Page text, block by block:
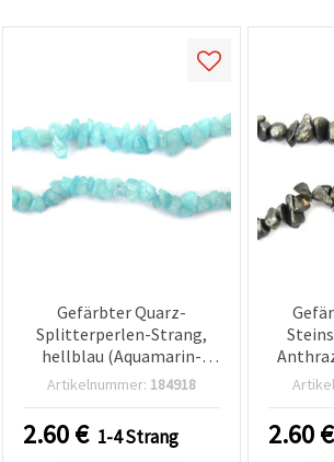
Gefärbter Quarz-
Splitterperlen-Strang,
hellblau (Aquamarin-
Imitation), 5–7 mm, ca. 85
Schmuckbasteln
Artikelnummer: 184918
2.60€ 1-4 Strang
5–7
2.60€